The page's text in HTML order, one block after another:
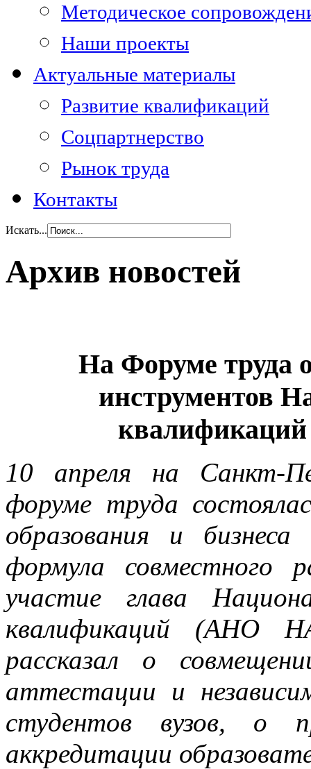
Методическое
Наши проекты
Актуальные материалы
Развитие квалификаций
Соцпартнерство
Рынок труда
Контакты
Искать...
Архив новостей
На Форуме труда
инструментов
10 апреля на Санкт-
форуме труда
образования и
формула совместного
участие глава
квалификаций (АНО
рассказал о
аттестации и
студентов вузов, о
аккредитации